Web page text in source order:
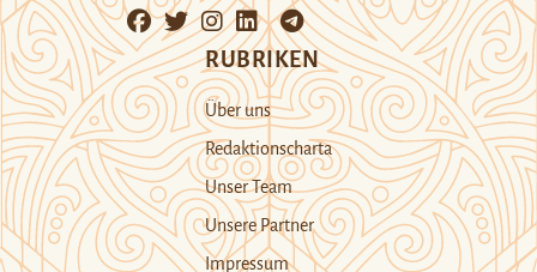
RUBRIKEN
Über uns
Redaktionscharta
Unser Team
Unsere Partner
Impressum